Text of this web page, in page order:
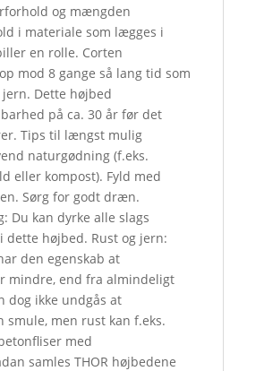
og mængden
i materiale som lægges i
en rolle. Corten
mod 8 gange så lang tid som
Dette højbed
på ca. 30 år før det
Tips til længst mulig
naturgødning (f.eks.
eller kompost). Fyld med
Sørg for godt dræn.
Du kan dyrke alle slags
dette højbed. Rust og jern:
den egenskab at
mindre, end fra almindeligt
dog ikke undgås at
smule, men rust kan f.eks.
med
samles THOR højbedene